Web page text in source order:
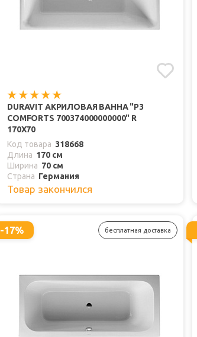
DURAVIT АКРИЛОВАЯ ВАННА "P3
COMFORTS 700374000000000" R
170Х70
Код товара 318668
Длина 170 см
Ширина 70 см
Страна Германия
Товар закончился
-17% бесплатная доставка